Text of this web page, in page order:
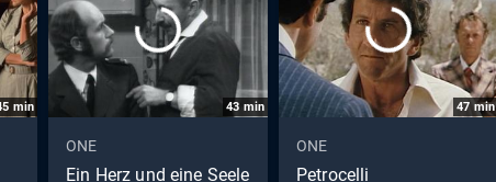
Fliess Romy Berger: Meira Durand
Katrin Gollwitz: Esther Esche Musik:
Aichholzer Buch: Peter
Felix Karolus Schnitt: Florian Leitl
29.03.2026 (Das Erste)
min 43 min
ONE
Ein Herz und eine Seele
47 min
ONE
Petrocelli